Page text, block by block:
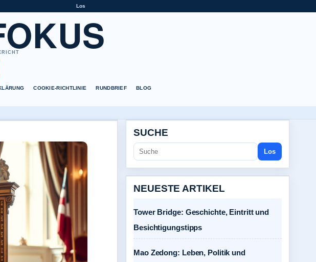
Los
COOKIE-RICHTLINIE RUNDBRIEF BLOG
SUCHE
Los
NEUESTE ARTIKEL
Tower Bridge: Geschichte, Eintritt und
Besichtigungstipps
Mao Zedong: Leben, Politik und